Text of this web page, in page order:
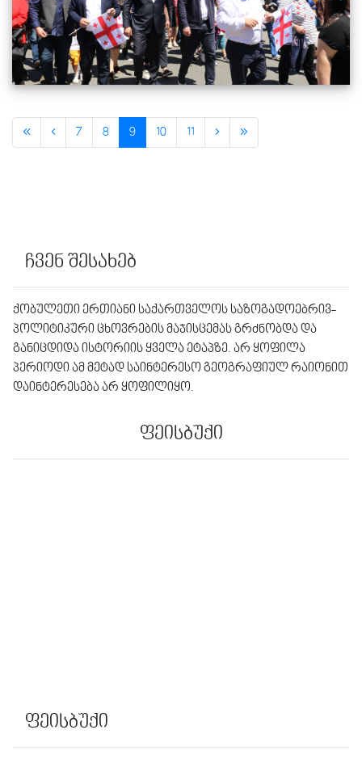
7 8 9 10 11
ჩვენ შესახებ
ქობულეთი ერთიანი საქართველოს საზოგადოებრივ-
პოლიტიკური ცხოვრების მაჯისცემას გრძნობდა და
განიცდიდა ისტორიის ყველა ეტაპზე. არ ყოფილა
პერიოდი ამ მეტად საინტერესო გეოგრაფიულ რაიონით
დაინტერესება არ ყოფილიყო.
ფეისბუქი
ფეისბუქი